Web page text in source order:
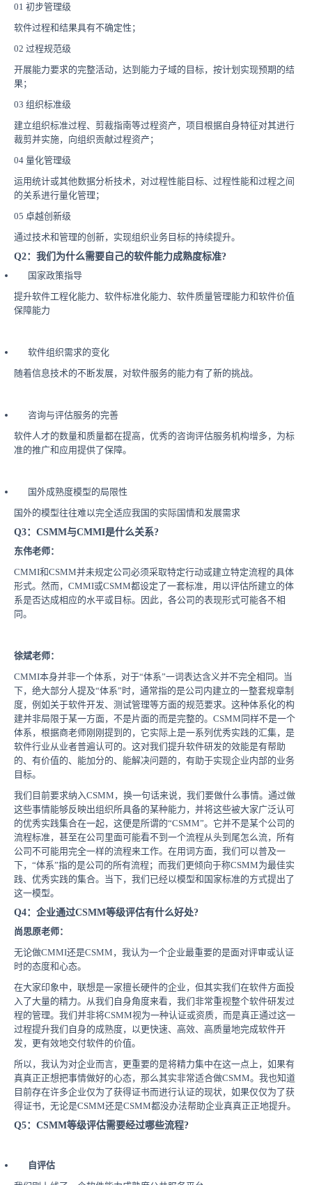
01 初步管理级
软件过程和结果具有不确定性；
02 过程规范级
开展能力要求的完整活动，达到能力子域的目标，按计划实现预期的结
果；
03 组织标准级
建立组织标准过程、剪裁指南等过程资产，项目根据自身特征对其进行
裁剪并实施，向组织贡献过程资产；
04 量化管理级
运用统计或其他数据分析技术，对过程性能目标、过程性能和过程之间
的关系进行量化管理；
05 卓越创新级
通过技术和管理的创新，实现组织业务目标的持续提升。
Q2：我们为什么需要自己的软件能力成熟度标准?
国家政策指导
提升软件工程化能力、软件标准化能力、软件质量管理能力和软件价值
保障能力
软件组织需求的变化
随着信息技术的不断发展，对软件服务的能力有了新的挑战。
咨询与评估服务的完善
软件人才的数量和质量都在提高，优秀的咨询评估服务机构增多，为标
准的推广和应用提供了保障。
国外成熟度模型的局限性
国外的模型往往难以完全适应我国的实际国情和发展需求
Q3：CSMM与CMMI是什么关系?
东伟老师：
CMMI和CSMM并未规定公司必须采取特定行动或建立特定流程的具体
形式。然而，CMMI或CSMM都设定了一套标准，用以评估所建立的体
系是否达成相应的水平或目标。因此，各公司的表现形式可能各不相
同。
徐斌老师：
CMMI本身并非一个体系，对于“体系”一词表达含义并不完全相同。当
下，绝大部分人提及“体系”时，通常指的是公司内建立的一整套规章制
度，例如关于软件开发、测试管理等方面的规范要求。这种体系化的构
建并非局限于某一方面，不是片面的而是完整的。CSMM同样不是一个
体系，根据商老师刚刚提到的，它实际上是一系列优秀实践的汇集，是
软件行业从业者普遍认可的。这对我们提升软件研发的效能是有帮助
的、有价值的、能加分的、能解决问题的，有助于实现企业内部的业务
目标。
我们目前要求纳入CSMM，换一句话来说，我们要做什么事情。通过做
这些事情能够反映出组织所具备的某种能力，并将这些被大家广泛认可
的优秀实践集合在一起，这便是所谓的“CSMM”。它并不是某个公司的
流程标准，甚至在公司里面可能看不到一个流程从头到尾怎么流，所有
公司不可能用完全一样的流程来工作。在用词方面，我们可以普及一
下，“体系”指的是公司的所有流程；而我们更倾向于称CSMM为最佳实
践、优秀实践的集合。当下，我们已经以模型和国家标准的方式提出了
这一模型。
Q4：企业通过CSMM等级评估有什么好处?
尚思原老师：
无论做CMMI还是CSMM，我认为一个企业最重要的是面对评审或认证
时的态度和心态。
在大家印象中，联想是一家擅长硬件的企业，但其实我们在软件方面投
入了大量的精力。从我们自身角度来看，我们非常重视整个软件研发过
程的管理。我们并非将CSMM视为一种认证或资质，而是真正通过这一
过程提升我们自身的成熟度，以更快速、高效、高质量地完成软件开
发，更有效地交付软件的价值。
所以，我认为对企业而言，更重要的是将精力集中在这一点上，如果有
真真正正想把事情做好的心态，那么其实非常适合做CSMM。我也知道
目前存在许多企业仅为了获得证书而进行认证的现状，如果仅仅为了获
得证书，无论是CSMM还是CSMM都没办法帮助企业真真正正地提升。
Q5：CSMM等级评估需要经过哪些流程?
自评估